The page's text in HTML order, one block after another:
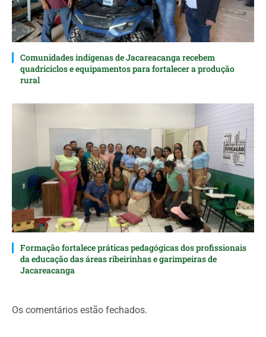
Comunidades indígenas de Jacareacanga recebem
quadriciclos e equipamentos para fortalecer a produção
rural
Formação fortalece práticas pedagógicas dos profissionais
da educação das áreas ribeirinhas e garimpeiras de
Jacareacanga
Os comentários estão fechados.